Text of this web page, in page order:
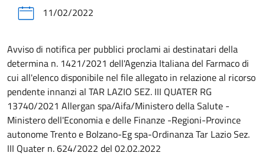
11/02/2022
Avviso di notifica per pubblici proclami ai destinatari della
determina n. 1421/2021 dell'Agenzia Italiana del Farmaco di
cui all'elenco disponibile nel file allegato in relazione al ricorso
pendente innanzi al TAR LAZIO SEZ. III QUATER RG
13740/2021 Allergan spa/Aifa/Ministero della Salute -
Ministero dell'Economia e delle Finanze -Regioni-Province
autonome Trento e Bolzano-Eg spa-Ordinanza Tar Lazio Sez.
III Quater n. 624/2022 del 02.02.2022